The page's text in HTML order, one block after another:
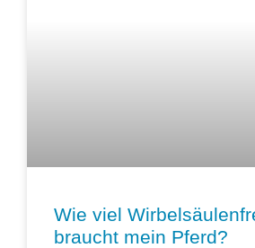
Wie viel
braucht mein Pferd?